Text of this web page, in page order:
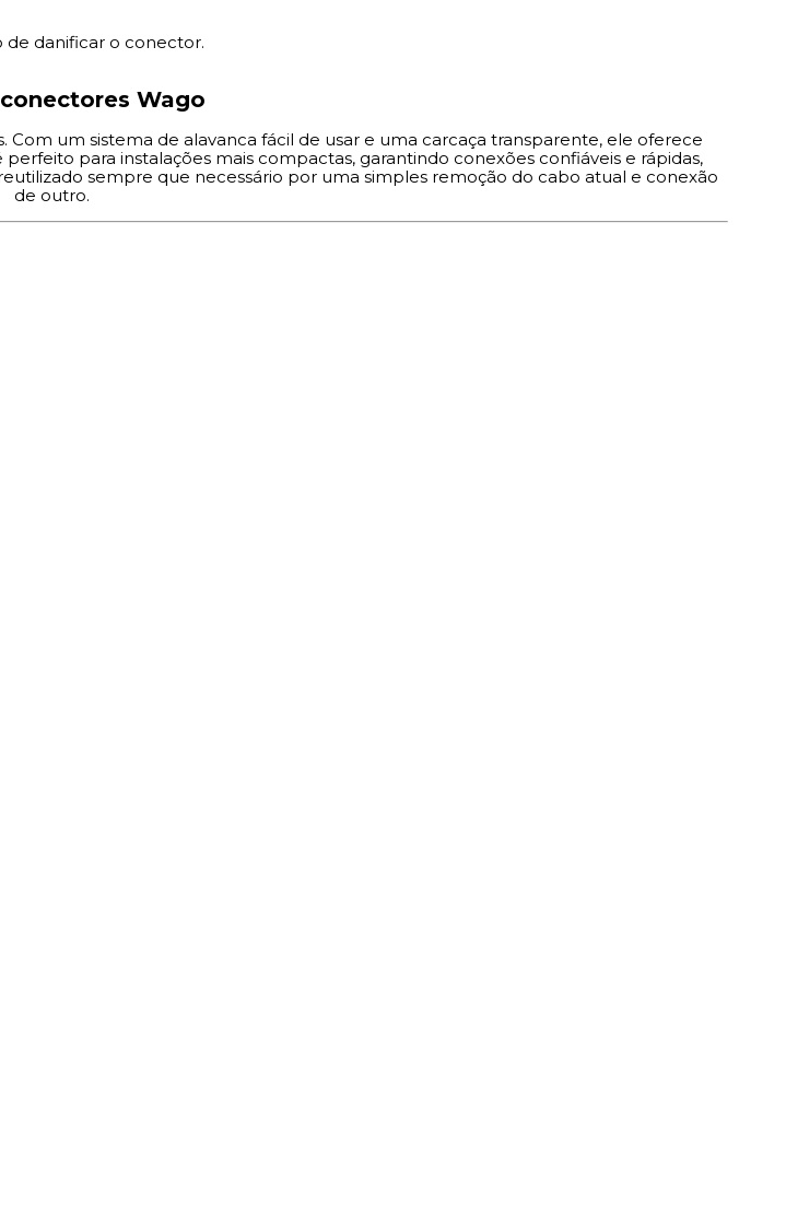
danificar o conector.
Wago
um sistema de alavanca fácil de usar e uma carcaça transparente, ele oferece
para instalações mais compactas, garantindo conexões confiáveis e rápidas,
sempre que necessário por uma simples remoção do cabo atual e conexão
de outro.